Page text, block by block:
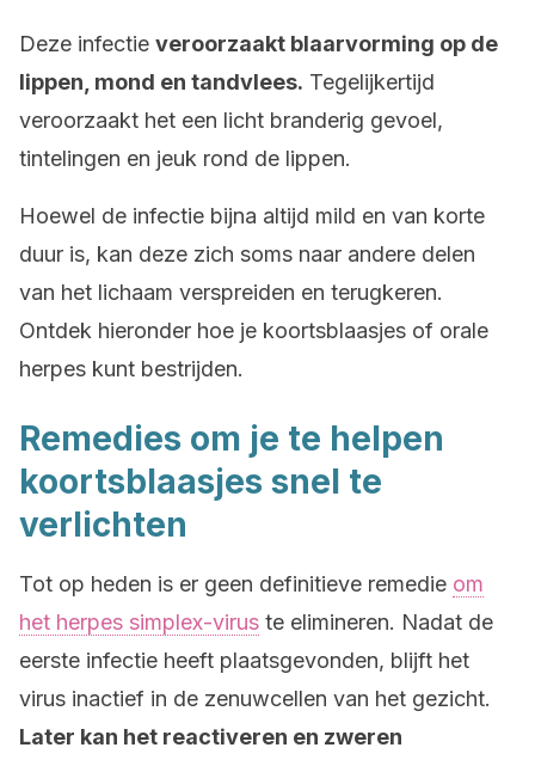
Deze infectie veroorzaakt blaarvorming op de
lippen, mond en tandvlees. Tegelijkertijd
veroorzaakt het een licht branderig gevoel,
tintelingen en jeuk rond de lippen.
Hoewel de infectie bijna altijd mild en van korte
duur is, kan deze zich soms naar andere delen
van het lichaam verspreiden en terugkeren.
Ontdek hieronder hoe je koortsblaasjes of orale
herpes kunt bestrijden.
Remedies om je te helpen
koortsblaasjes snel te
verlichten
Tot op heden is er geen definitieve remedie om
het herpes simplex-virus te elimineren. Nadat de
eerste infectie heeft plaatsgevonden, blijft het
virus inactief in de zenuwcellen van het gezicht.
Later kan het reactiveren en zweren